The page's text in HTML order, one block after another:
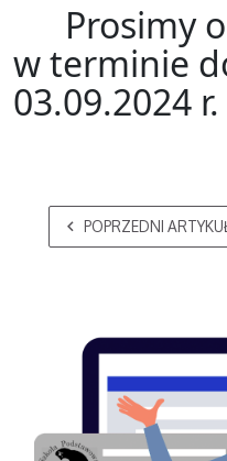
Prosimy
w terminie
03.09.2024 r.
POPRZEDNI